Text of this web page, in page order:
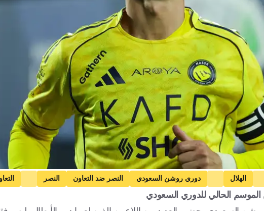
الهلال دوري روشن السعودي النصر ضد التعاون النصر
نيوم ضد الأهلي نيوم الأهلي
الحالي للدوري السعودي